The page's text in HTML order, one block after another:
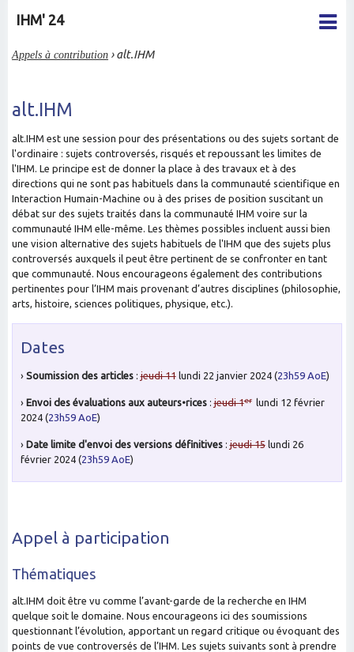
IHM' 24
Appels à contribution › alt.IHM
alt.IHM
alt.IHM est une session pour des présentations ou des sujets sortant de
l'ordinaire : sujets controversés, risqués et repoussant les limites de
l'IHM. Le principe est de donner la place à des travaux et à des
directions qui ne sont pas habituels dans la communauté scientifique en
Interaction Humain-Machine ou à des prises de position suscitant un
débat sur des sujets traités dans la communauté IHM voire sur la
communauté IHM elle-même. Les thèmes possibles incluent aussi bien
une vision alternative des sujets habituels de l'IHM que des sujets plus
controversés auxquels il peut être pertinent de se confronter en tant
que communauté. Nous encourageons également des contributions
pertinentes pour l’IHM mais provenant d’autres disciplines (philosophie,
arts, histoire, sciences politiques, physique, etc.).
Dates
› Soumission des articles:jeudi 11lundi 22 janvier 2024 (23h59 AoE)
› Envoi des évaluations aux auteurs•rices:jeudi 1er
lundi 12 février
2024 (23h59 AoE)
› Date limite d'envoi des versions définitives:jeudi 15lundi 26
février 2024 (23h59 AoE)
Appel à participation
Thématiques
alt.IHM doit être vu comme l’avant-garde de la recherche en IHM
quelque soit le domaine. Nous encourageons ici des soumissions
questionnant l’évolution, apportant un regard critique ou évoquant des
points de vue controversés de l’IHM. Les sujets suivants sont à prendre